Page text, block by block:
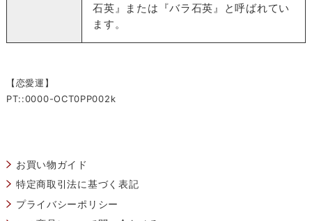
石英』または『バラ石英』と呼ばれてい
ます。
【恋愛運】
PT::0000-OCT0PP002k
お買い物ガイド
特定商取引法に基づく表記
プライバシーポリシー